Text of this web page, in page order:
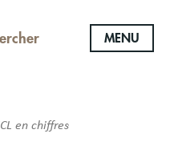
MENU
en chiffres